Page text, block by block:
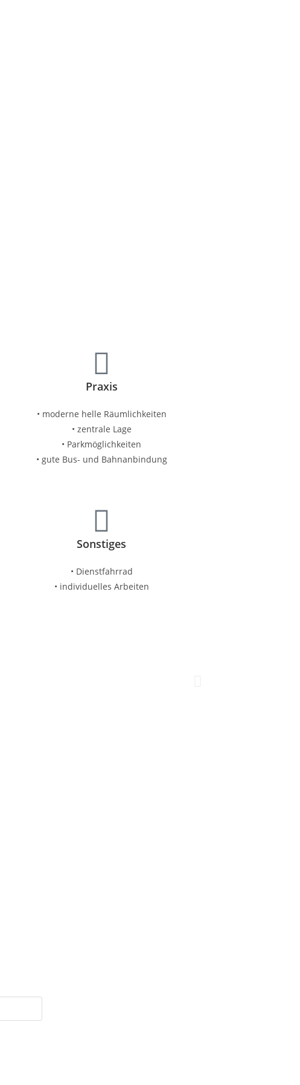
Praxis
• moderne helle Räumlichkeiten
• zentrale Lage
• Parkmöglichkeiten
• gute Bus- und Bahnanbindung
Sonstiges
• Dienstfahrrad
• individuelles Arbeiten